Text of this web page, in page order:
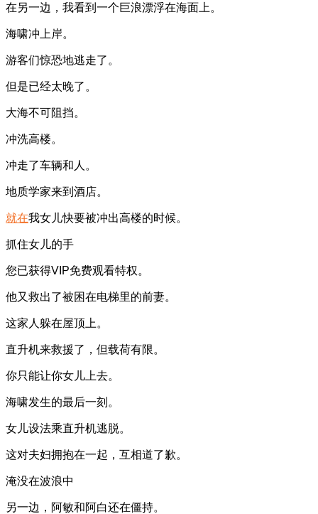
在另一边，我看到一个巨浪漂浮在海面上。
海啸冲上岸。
游客们惊恐地逃走了。
但是已经太晚了。
大海不可阻挡。
冲洗高楼。
冲走了车辆和人。
地质学家来到酒店。
就在我女儿快要被冲出高楼的时候。
抓住女儿的手
您已获得VIP免费观看特权。
他又救出了被困在电梯里的前妻。
这家人躲在屋顶上。
直升机来救援了，但载荷有限。
你只能让你女儿上去。
海啸发生的最后一刻。
女儿设法乘直升机逃脱。
这对夫妇拥抱在一起，互相道了歉。
淹没在波浪中
另一边，阿敏和阿白还在僵持。